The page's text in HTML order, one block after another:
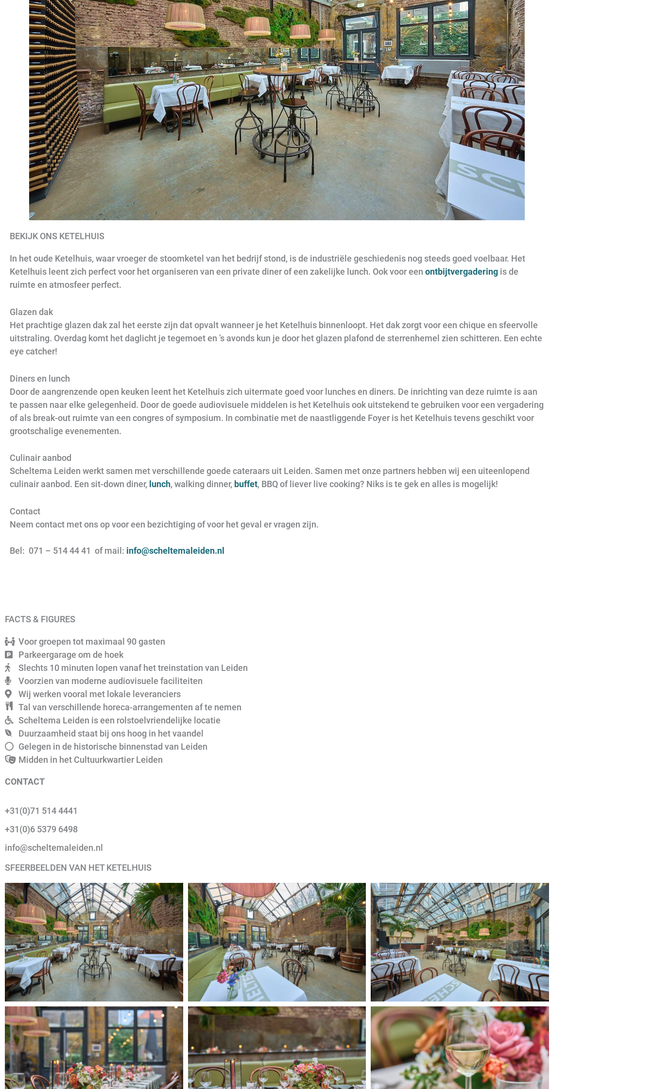
BEKIJK ONS KETELHUIS
In het oude Ketelhuis, waar vroeger de stoomketel van het bedrijf stond, is de industriële geschiedenis nog steeds goed voelbaar. Het
Ketelhuis leent zich perfect voor het organiseren van een private diner of een zakelijke lunch. Ook voor een ontbijtvergadering is de
ruimte en atmosfeer perfect.
Glazen dak
Het prachtige glazen dak zal het eerste zijn dat opvalt wanneer je het Ketelhuis binnenloopt. Het dak zorgt voor een chique en sfeervolle
uitstraling. Overdag komt het daglicht je tegemoet en ’s avonds kun je door het glazen plafond de sterrenhemel zien schitteren. Een echte
eye catcher!
Diners en lunch
Door de aangrenzende open keuken leent het Ketelhuis zich uitermate goed voor lunches en diners. De inrichting van deze ruimte is aan
te passen naar elke gelegenheid. Door de goede audiovisuele middelen is het Ketelhuis ook uitstekend te gebruiken voor een vergadering
of als break-out ruimte van een congres of symposium. In combinatie met de naastliggende Foyer is het Ketelhuis tevens geschikt voor
grootschalige evenementen.
Culinair aanbod
Scheltema Leiden werkt samen met verschillende goede cateraars uit Leiden. Samen met onze partners hebben wij een uiteenlopend
culinair aanbod. Een sit-down diner, lunch, walking dinner, buffet, BBQ of liever live cooking? Niks is te gek en alles is mogelijk!
Contact
Neem contact met ons op voor een bezichtiging of voor het geval er vragen zijn.
Bel: 071 – 514 44 41 of mail: info@scheltemaleiden.nl
FACTS & FIGURES
Voor groepen tot maximaal 90 gasten
Parkeergarage om de hoek
Slechts 10 minuten lopen vanaf het treinstation van Leiden
Voorzien van moderne audiovisuele faciliteiten
Wij werken vooral met lokale leveranciers
Tal van verschillende horeca-arrangementen af te nemen
Scheltema Leiden is een rolstoelvriendelijke locatie
Duurzaamheid staat bij ons hoog in het vaandel
Gelegen in de historische binnenstad van Leiden
Midden in het Cultuurkwartier Leiden
CONTACT
+31(0)71 514 4441
+31(0)6 5379 6498
info@scheltemaleiden.nl
SFEERBEELDEN VAN HET KETELHUIS